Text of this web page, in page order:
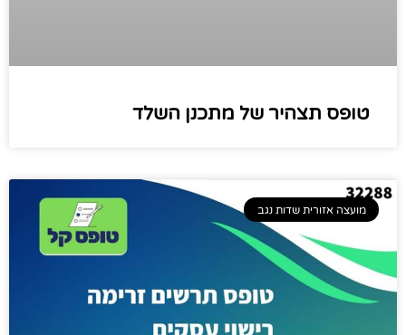
טופס תצהיר של מתכנן השלד
מועצה אזורית שדות נגב